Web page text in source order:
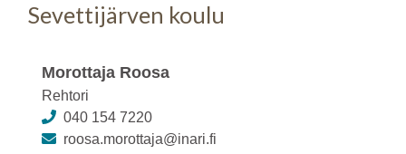
Sevettijärven koulu
Morottaja Roosa
Rehtori
040 154 7220
roosa.morottaja@inari.fi